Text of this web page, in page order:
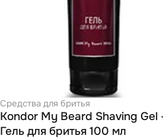
Средства для бритья
Kondor My Beard Shaving Gel
Гель для бритья 100 мл